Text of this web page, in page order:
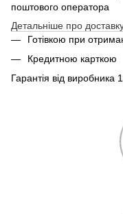
поштового оператора
Детальніше про
Готівкою при
Кредитною карткою
Гарантія від виробника